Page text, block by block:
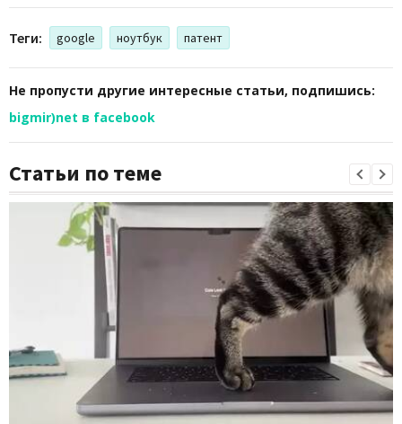
Теги: google ноутбук патент
Не пропусти другие интересные статьи, подпишись:
bigmir)net в facebook
Статьи по теме